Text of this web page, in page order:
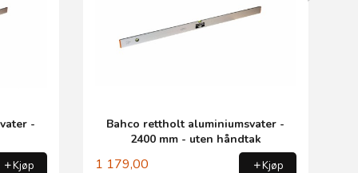
-
Kjøp
Bahco rettholt aluminiumsvater -
2400 mm - uten håndtak
1 179,00 Kjøp